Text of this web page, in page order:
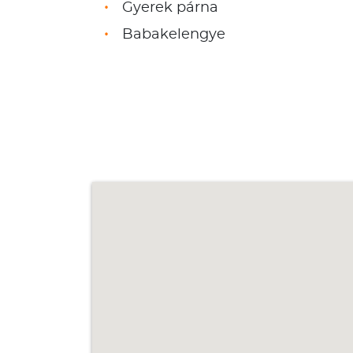
Gyerek párna
Babakelengye